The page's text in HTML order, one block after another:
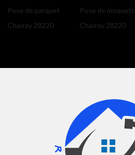
Pose de parquet
Charray 28220
Pose de
Charray 28220